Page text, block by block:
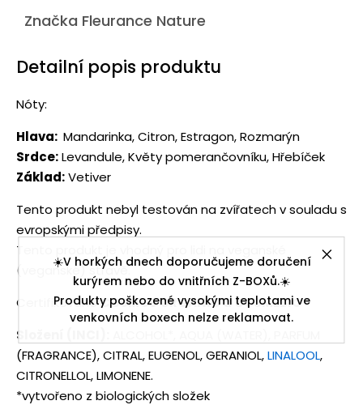
☀️V horkých dnech doporučujeme doručení
kurýrem nebo do vnitřních Z-BOXů.☀️
Produkty poškozené vysokými teplotami ve
venkovních boxech nelze reklamovat.
Značka Fleurance Nature
Detailní popis produktu
Nóty:
Hlava: Mandarinka, Citron, Estragon, Rozmarýn
Srdce:Levandule, Květy pomerančovníku, Hřebíček
Základ:Vetiver
Tento produkt nebyl testován na zvířatech v souladu s
evropskými předpisy.
Tento produkt je vhodný pro lidi na veganské
(veganské) stravě.
CertifikovánoCOSMOS ORGANIC a COSMEBIO
Složení (INCI):
(FRAGRANCE), CITRAL, EUGENOL, GERANIOL,LINALOOL,
CITRONELLOL, LIMONENE.
*vytvořeno z biologických složek